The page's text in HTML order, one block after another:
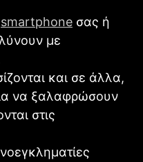
smartphone σας ή
με
και σε άλλα,
να ξαλαφρώσουν
στις